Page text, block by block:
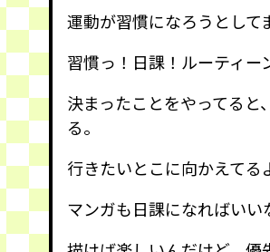
運動が習慣になろうとして
習慣っ！日課！ルーティー
決まったことをやってる
る。
行きたいとこに向かえてる
マンガも日課になればいい